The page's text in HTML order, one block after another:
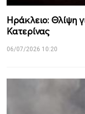
Ηράκλειο: Θλίψη
Κατερίνας
06/07/2026 10:20